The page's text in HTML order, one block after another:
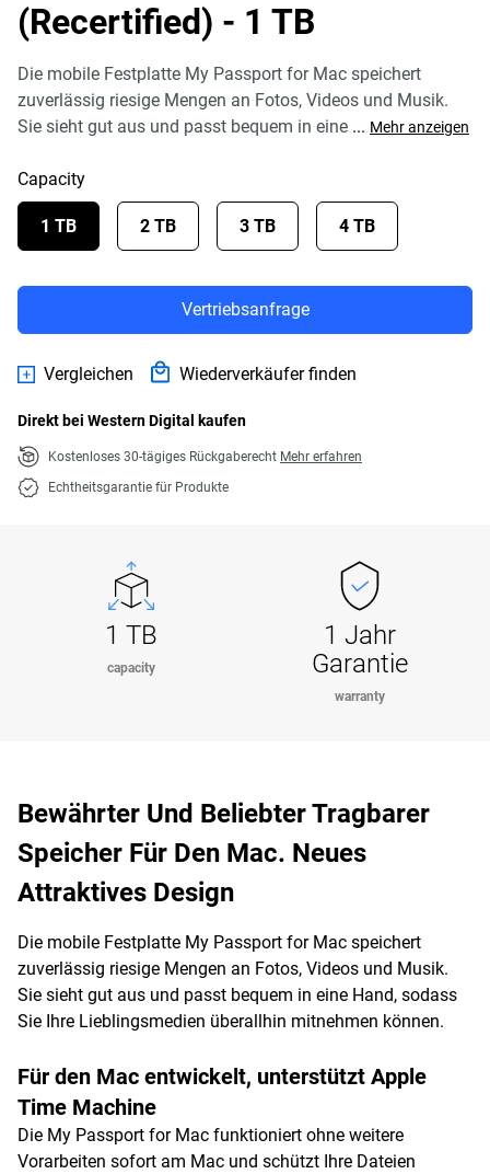
(Recertified) - 1 TB
Die mobile Festplatte My Passport for Mac speichert
zuverlässig riesige Mengen an Fotos, Videos und Musik.
Sie sieht gut aus und passt bequem in eine ... Mehr anzeigen
Capacity
1 TB 2 TB 3 TB 4 TB
Vertriebsanfrage
Vergleichen Wiederverkäufer finden
Direkt bei Western Digital kaufen
Kostenloses 30-tägiges Rückgaberecht Mehr erfahren
Echtheitsgarantie für Produkte
1 TB
capacity
1 Jahr
Garantie
warranty
Bewährter Und Beliebter Tragbarer
Speicher Für Den Mac. Neues
Attraktives Design
Die mobile Festplatte My Passport for Mac speichert
zuverlässig riesige Mengen an Fotos, Videos und Musik.
Sie sieht gut aus und passt bequem in eine Hand, sodass
Sie Ihre Lieblingsmedien überallhin mitnehmen können.
Für den Mac entwickelt, unterstützt Apple
Time Machine
Die My Passport for Mac funktioniert ohne weitere
Vorarbeiten sofort am Mac und schützt Ihre Dateien